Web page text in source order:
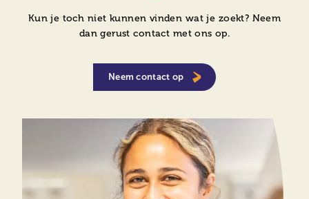
Kun je toch niet kunnen vinden wat je zoekt? Neem
dan gerust contact met ons op.
Neem contact op